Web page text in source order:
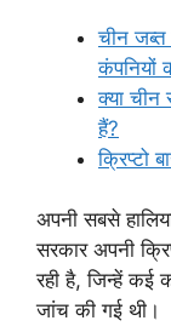
चीन जब्त
कंपनियों
क्या चीन
हैं?
क्रिप्टो
अपनी सबसे
सरकार अपनी
रही है, जिन्हें कई
जांच की गई थी।